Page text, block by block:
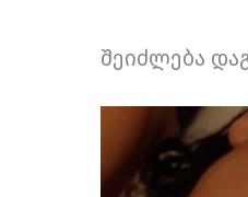
შეიძლება